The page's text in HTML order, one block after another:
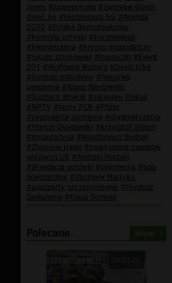
Jones #judeopolonia #Jarosław Gowin
#sieć 5g #technologia 5G #Agenda
2030 #Polska Bezgotówkowa
#kontrola umysłu #koronawirus
#kwarantanna #kryzys gospodarczy
#łukasz szumowski #maseczki #Event
201 #Wolfgang Wodarg #David Icke
#fundusz odbudowy #fałszywa
pandemia #Adam Niedzielski
#Sucharit Bhakdi #Jarosław Pinkas
#NPTV #testy PCR #Pfizer
#segregacja sanitarna #stygmatyzacja
#Marcin Osadowski #Krzysztof Simon
#amantadyna #Włodzimierz Bodnar
#Zbigniew Hałat #zwiększenie zasobów
własnych UE #Andrzej Horban
#likwidacja gotówki #plandemia #spis
powszechny #Zbigniew Martyka
#paszporty szczepionkowe #Fundusz
Zadłużenia #Klaus Schwab
Polecane